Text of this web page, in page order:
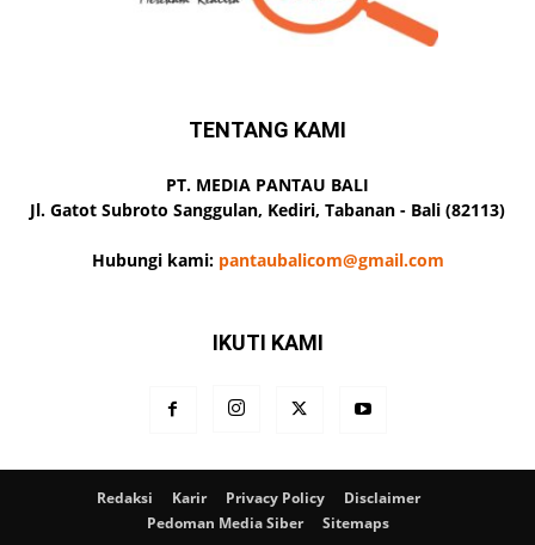
TENTANG KAMI
PT. MEDIA PANTAU BALI
Jl. Gatot Subroto Sanggulan, Kediri, Tabanan - Bali (82113)
Hubungi kami: pantaubalicom@gmail.com
IKUTI KAMI
Redaksi Karir Privacy Policy
Disclaimer
Pedoman Media Siber
Sitemaps